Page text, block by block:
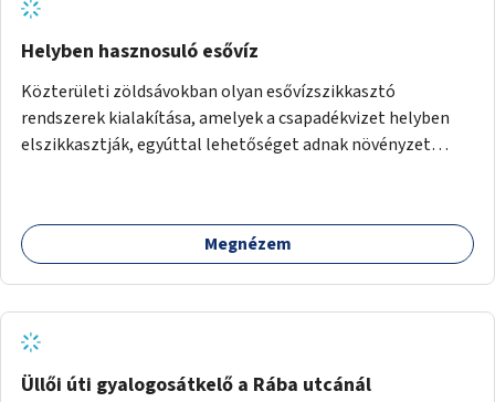
Helyben hasznosuló esővíz
Közterületi zöldsávokban olyan esővízszikkasztó
rendszerek kialakítása, amelyek a csapadékvizet helyben
elszikkasztják, egyúttal lehetőséget adnak növényzet
Megnézem
Üllői úti gyalogosátkelő a Rába utcánál